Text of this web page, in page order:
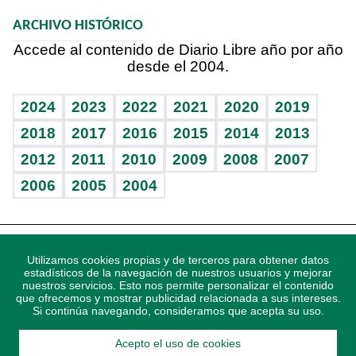
Vida y familia
Eñe
Celebrando la vida
Sin complejos
En pocas palabras
Escuchando al corazón
Economía Personal
BRV
TBT Deportivo
Más firmas
Hecho en casa
Guía del dinero
Cumpleaños
Horóscopos
Juegos
ARCHIVO HISTÓRICO
Accede al contenido de Diario Libre año por año
desde el 2004.
2024 2023 2022 2021 2020
2019
2018
2017 2016 2015 2014
2013
2012
2011 2010 2009 2008
2007
2006
2005 2004
sistema Huawei.
Utilizamos cookies propias y de terceros para obtener datos
estadísticos de la navegación de nuestros usuarios y mejorar
nuestros servicios. Esto nos permite personalizar el contenido
que ofrecemos y mostrar publicidad relacionada a sus intereses.
Si continúa navegando, consideramos que acepta su uso.
Acepto el uso de cookies